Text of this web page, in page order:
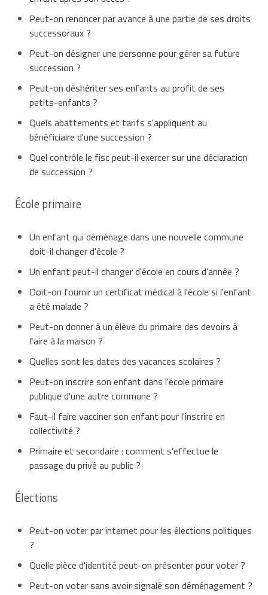
Peut-on renoncer par avance à une partie de ses droits
successoraux ?
Peut-on désigner une personne pour gérer sa future
succession ?
Peut-on déshériter ses enfants au profit de ses
petits-enfants ?
Quels abattements et tarifs s'appliquent au
bénéficiaire d'une succession ?
Quel contrôle le fisc peut-il exercer sur une déclaration
de succession ?
École primaire
Un enfant qui déménage dans une nouvelle commune
doit-il changer d'école ?
Un enfant peut-il changer d'école en cours d'année ?
Doit-on fournir un certificat médical à l'école si l'enfant
a été malade ?
Peut-on donner à un élève du primaire des devoirs à
faire à la maison ?
Quelles sont les dates des vacances scolaires ?
Peut-on inscrire son enfant dans l'école primaire
publique d'une autre commune ?
Faut-il faire vacciner son enfant pour l'inscrire en
collectivité ?
Primaire et secondaire : comment s'effectue le
passage du privé au public ?
Élections
Peut-on voter par internet pour les élections politiques
?
Quelle pièce d'identité peut-on présenter pour voter ?
Peut-on voter sans avoir signalé son déménagement ?